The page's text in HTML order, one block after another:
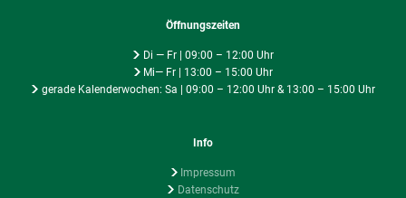
Öffnungszeiten
Di — Fr | 09:00 – 12:00 Uhr
Mi— Fr | 13:00 – 15:00 Uhr
gerade Kalenderwochen: Sa | 09:00 – 12:00 Uhr & 13:00 – 15:00 Uhr
Info
Impressum
Datenschutz